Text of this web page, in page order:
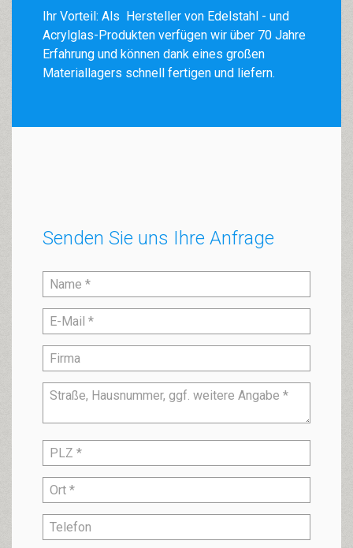
Ihr Vorteil: Als Hersteller von Edelstahl - und
Acrylglas-Produkten verfügen wir über 70 Jahre
Erfahrung und können dank eines großen
Materiallagers schnell fertigen und liefern.
Senden Sie uns Ihre Anfrage